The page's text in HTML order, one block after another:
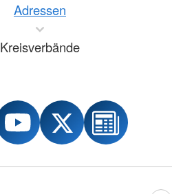
Adressen
Kreisverbände